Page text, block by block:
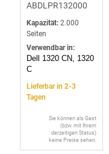
ABDLPR132000
Kapazität: 2.000
Seiten
Verwendbar in:
Dell 1320 CN, 1320
C
Lieferbar in 2-3
Tagen
Sie können als Gast
(bzw. mit Ihrem
derzeitigen Status)
keine Preise sehen.